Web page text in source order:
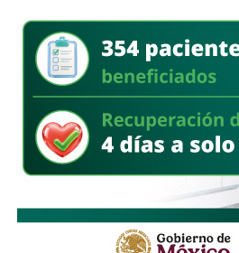
A esa revisión le vamos a llamar
para darles importancia —lo
para lo contrario: para que al menos
círculo rojo de este estado
que son y lo poco que valen.
Si algún dueño, patrocinador o
quiere
bien simple:quitarse la máscara.
hacerse responsable de sus
en la mayor medida posible, la
integridad física de las personas
desplazamientos por las vías
Con la reforma aprobada, el
seguridad de quienes utilizan